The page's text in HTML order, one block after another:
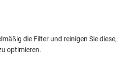
die Filter und reinigen Sie diese,
optimieren.